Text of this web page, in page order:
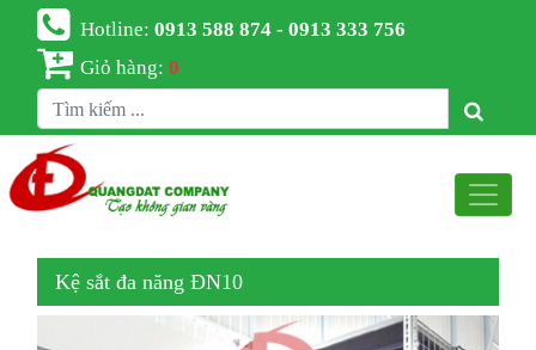
Hotline:0913 588 874 - 0913 333 756
Giỏ hàng:0
Kệ sắt đa năng ĐN10